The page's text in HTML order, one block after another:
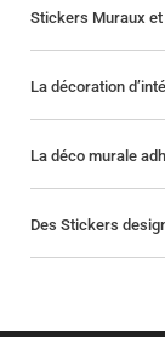
Stickers Muraux
La décoration
La déco murale
Des Stickers